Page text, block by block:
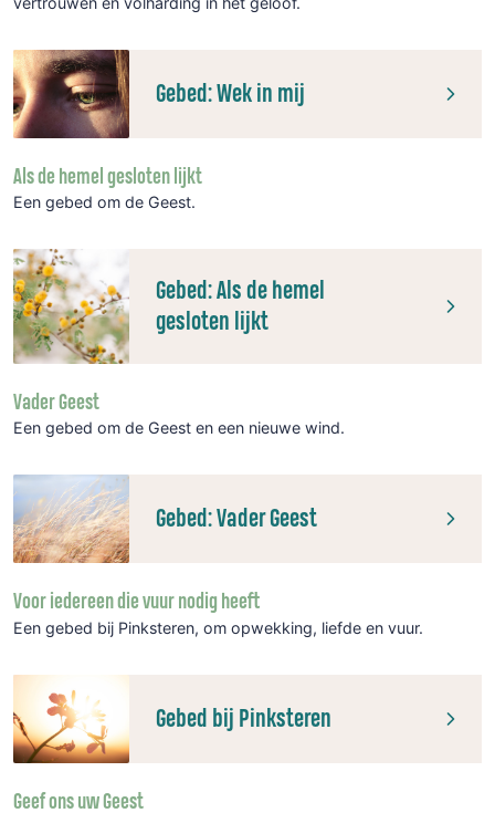
Gebed: Wek in mij
Als de hemel gesloten lijkt
Een gebed om de Geest.
Gebed: Als de hemel
gesloten lijkt
Vader Geest
Een gebed om de Geest en een nieuwe wind.
Gebed: Vader Geest
Voor iedereen die vuur nodig heeft
Een gebed bij Pinksteren, om opwekking, liefde en vuur.
Gebed bij Pinksteren
Geef ons uw Geest